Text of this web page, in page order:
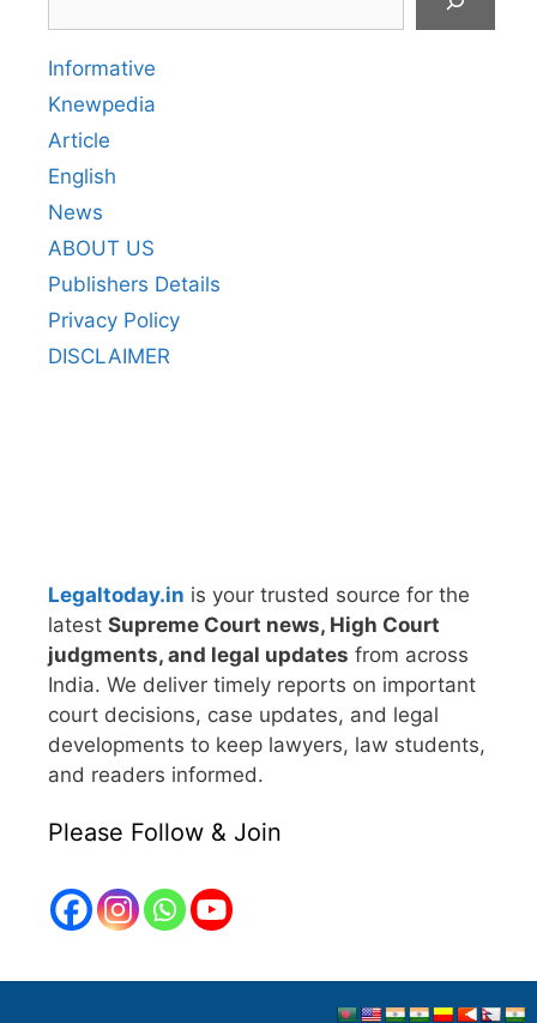
Informative
Knewpedia
Article
English
News
ABOUT US
Publishers Details
Privacy Policy
DISCLAIMER
Legaltoday.in is your trusted source for the
latest Supreme Court news, High Court
judgments, and legal updates from across
India. We deliver timely reports on important
court decisions, case updates, and legal
developments to keep lawyers, law students,
and readers informed.
Please Follow & Join